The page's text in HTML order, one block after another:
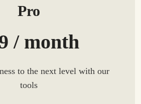
Pro
/ month
to the next level with our
tools